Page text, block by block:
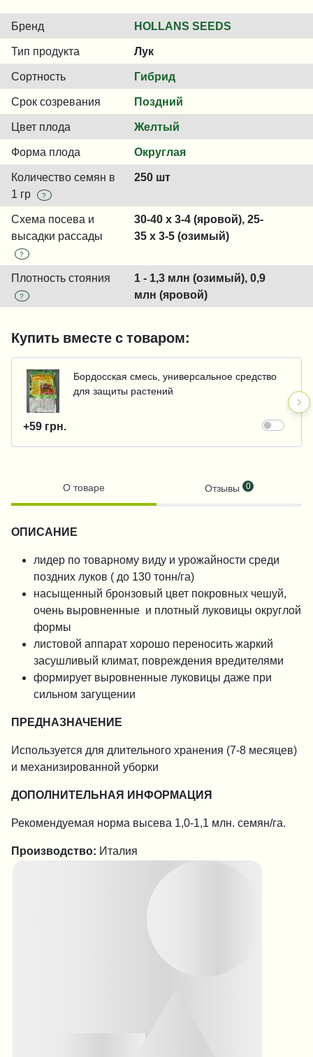
Бренд HOLLANS SEEDS
Тип продукта Лук
Сортность Гибрид
Срок созревания Поздний
Цвет плода Желтый
Форма плода Округлая
Количество семян в
1 гр
?
250 шт
Схема посева и
высадки рассады
?
30-40 x 3-4 (яровой), 25-
35 x 3-5 (озимый)
Плотность стояния
?
1 - 1,3 млн (озимый), 0,9
млн (яровой)
Купить вместе с товаром:
Бордосская смесь, универсальное средство
для защиты растений
+59 грн.
О товаре Отзывы 0
ОПИСАНИЕ
лидер по товарному виду и урожайности среди
поздних луков ( до 130 тонн/га)
насыщенный бронзовый цвет покровных чешуй,
очень выровненные и плотный луковицы округлой
формы
листовой аппарат хорошо переносить жаркий
засушливый климат, повреждения вредителями
формирует выровненные луковицы даже при
сильном загущении
ПРЕДНАЗНАЧЕНИЕ
Используется для длительного хранения (7-8 месяцев)
и механизированной уборки
ДОПОЛНИТЕЛЬНАЯ ИНФОРМАЦИЯ
Рекомендуемая норма высева 1,0-1,1 млн. семян/га.
Производство: Италия